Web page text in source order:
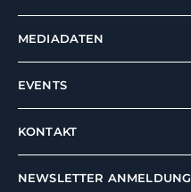
MEDIADATEN
EVENTS
KONTAKT
NEWSLETTER ANMELDUNG